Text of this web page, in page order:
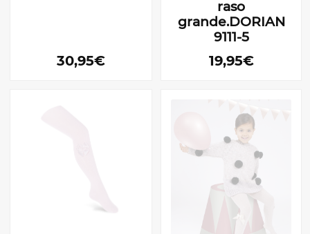
30,95€
raso
grande.DORIAN
9111-5
19,95€